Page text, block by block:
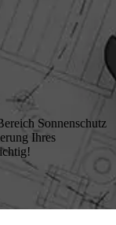
Sonnenschutz
Ihres